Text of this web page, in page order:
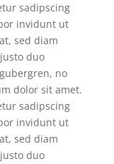
sadipscing
invidunt ut
sed diam
duo
no
dolor sit amet.
sadipscing
invidunt ut
sed diam
duo